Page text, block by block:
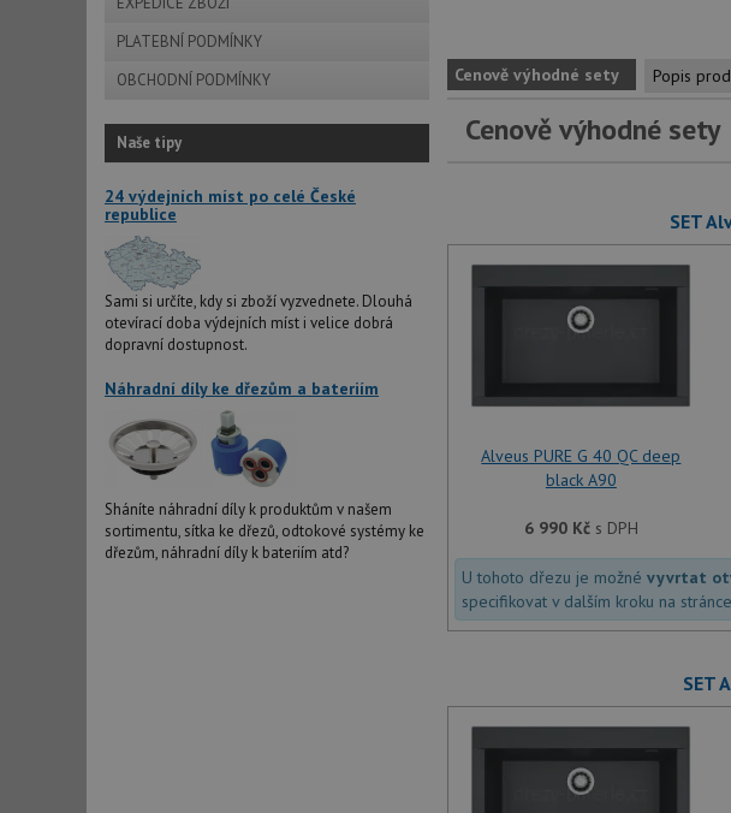
PLATEBNÍ PODMÍNKY
OBCHODNÍ PODMÍNKY
Naše tipy
24 výdejních míst po celé České
republice
Sami si určíte, kdy si zboží vyzvednete. Dlouhá
otevírací doba výdejních míst i velice dobrá
dopravní dostupnost.
Náhradní díly ke dřezům a bateriím
Sháníte náhradní díly k produktům v našem
sortimentu, sítka ke dřezů, odtokové systémy ke
dřezům, náhradní díly k bateriím atd?
Cenově výhodné sety Popis
Cenově výhodné sety
SET
Alveus PURE G 40 QC deep
black A90
6 990 Kčs DPH
U tohoto dřezu je možné vyvrtat
specifikovat v dalším kroku na
SET